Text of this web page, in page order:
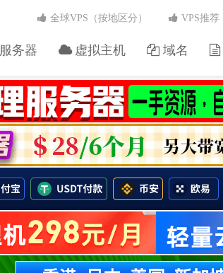
服务器 虚拟主机 域名
全球VPS（按地区分） VPS推荐